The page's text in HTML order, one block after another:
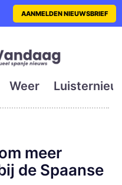
de eerste
AANMELDEN NIEUWSBRIEF
Weer
meer
de Spaanse